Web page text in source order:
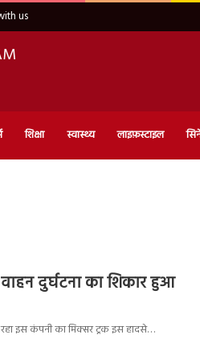
us
शिक्षा स्वास्थ्य लाइफ़स्टाइल
दुर्घटना का शिकार हुआ
इस कंपनी का मिक्सर ट्रक इस हादसे…